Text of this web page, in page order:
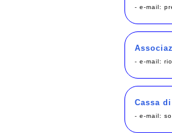
- e-mail:
- e-mail:
Cassa
- e-mail: